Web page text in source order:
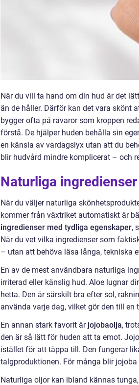
När du vill ta hand om din hud är det
än de håller. Därför kan det vara skönt
bygger ofta på råvaror som kroppen
förstå. De hjälper huden behålla sin
en känsla av vardagslyx utan att du
blir hudvård mindre komplicerat – och
Naturliga
När du väljer naturliga
kommer från växtriket automatiskt är
ingredienser med tydliga egenskaper,
När du vet vilka ingredienser som
– utan att behöva läsa långa, tekniska
En av de mest användbara naturliga
irriterad eller känslig hud. Aloe lugnar
hetta. Den är särskilt bra efter sol,
använda varje dag, vilket gör den till en
En annan stark favorit är jojobaolja,
den är så lätt för huden att ta emot.
istället för att täppa till. Den fungerar
talgproduktionen. För många blir jojoba
Naturliga oljor kan ibland kännas